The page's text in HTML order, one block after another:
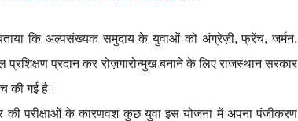
कि अल्पसंख्यक समुदाय के युवाओं को अंग्रेज़ी, फ्रेंच, जर्मन,
प्रशिक्षण प्रदान कर रोज़गारोन्मुख बनाने के लिए राजस्थान सरकार
की गई है।
की परीक्षाओं के कारणवश कुछ युवा इस योजना में अपना पंजीकरण